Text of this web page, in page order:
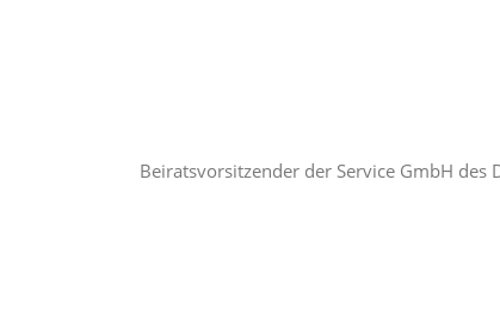
Beiratsvorsitzender der Service GmbH des